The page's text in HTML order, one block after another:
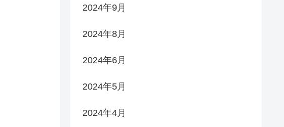
2024年9月
2024年8月
2024年6月
2024年5月
2024年4月